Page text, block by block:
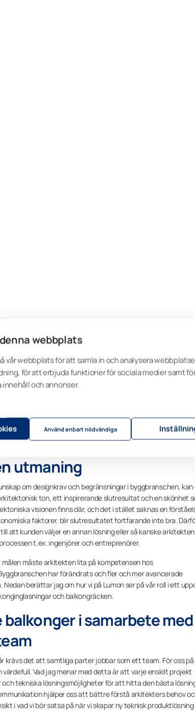
webbplats
vår webbplats för att samla in och analysera
för att erbjuda funktioner för sociala medier samt
och annonser.
Använd enbart nödvändiga
utmaning
om designkrav och begränsningar i byggbranschen,
ton, ett inspirerande slutresultat och en skönhet
visionen finns där, och det i stället saknas en
faktorer, blir slutresultatet fortfarande inte bra.
att kunden väljer en annan lösning eller så kanske arkitekten
t.ex. ingenjörer och entreprenörer.
måste arkitekten lita på kompetensen hos
har förändrats och fler och mer avancerade
berättar jag om hur vi på Lumon ser på vår roll i ett
och balkongräcken.
i samarbete med
krävs det att samtliga parter jobbar som ett team. För oss på
Vad jag menar med detta är att varje enskilt projekt
tekniska lösningsmöjligheter för att hitta den bästa
hjälper oss att bättre förstå arkitekters behov
i vad vi bör satsa på när vi skapar ny teknisk